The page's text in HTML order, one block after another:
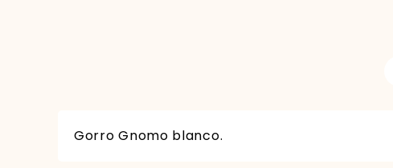
Gorro Gnomo blanco.